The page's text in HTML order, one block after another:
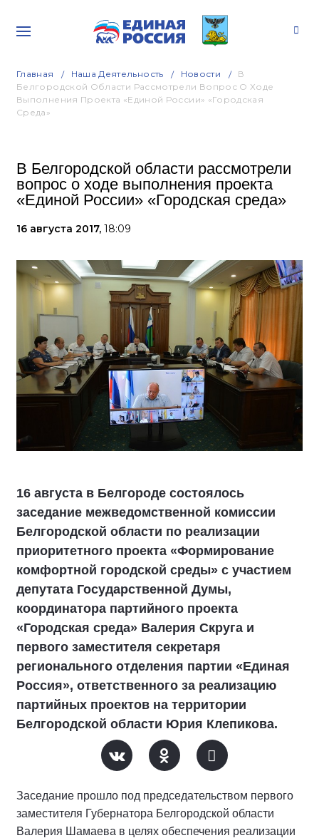
Главная Наша Деятельность Новости
В
Белгородской Области Рассмотрели Вопрос О Ходе
Выполнения Проекта «Единой России» «Городская
Среда»
В Белгородской области рассмотрели
вопрос о ходе выполнения проекта
«Единой России» «Городская среда»
16 августа 2017, 18:09
16 августа в Белгороде состоялось
заседание межведомственной комиссии
Белгородской области по реализации
приоритетного проекта «Формирование
комфортной городской среды» с участием
депутата Государственной Думы,
координатора партийного проекта
«Городская среда» Валерия Скруга и
первого заместителя секретаря
регионального отделения партии «Единая
Россия», ответственного за реализацию
партийных проектов на территории
Белгородской области Юрия Клепикова.
Заседание прошло под председательством первого
заместителя Губернатора Белгородской области
Валерия Шамаева в целях обеспечения реализации